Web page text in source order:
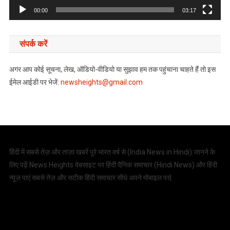
00:00 03:17
संपर्क करें
अगर आप कोई सूचना, लेख, ऑडियो-वीडियो या सुझाव हम तक पहुंचाना चाहते हैं तो इस
ईमेल आईडी पर भेजें: newsheights@gmail.com
हिंदी में सबसे तेज़ और ताज़ा खबरें पूरे भारत वर्ष से ( India News in Hindi) जानने के
लिए पढ़ें News Heights वेबसाइट पर हिंदी दैनिक समाचार (Hindi News) और हिंदी
न्यूज़ पाएं सबसे तेज़ और सटीक हिंदी समाचार सीधे अपने मोबाइल पर|